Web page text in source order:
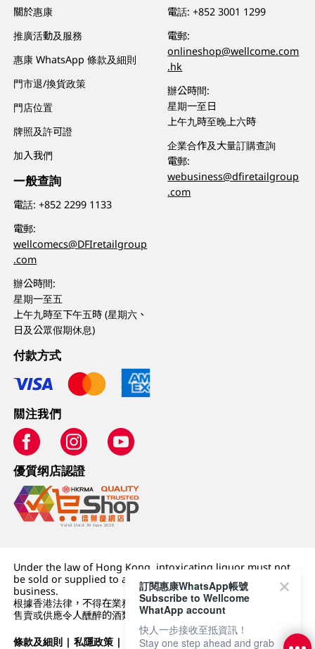
關於惠康
推廣活動及服務
惠康 WhatsApp 條款及細則
門市退/換貨政策
門店位置
牌照及許可證
加入我們
一般查詢
電話:+852 2299 1133
電郵:
wellcomecs@DFIretailgroup
.com
辦公時間:
星期一至五
上午九時至下午五時 (星期六、
日及公眾假期休息)
電話:+852 3001 1299
電郵:
onlineshop@wellcome.com
.hk
辦公時間:
星期一至日
上午九時至晚上六時
企業合作及大量訂購查詢
電郵:
webusiness@dfiretailgroup
.com
付款方式
關注我們
優質纲店認證
Under the law of Hong Kong, intoxicating liquor must not
be sold or supplied to a minor (under 18) in the course of
business.
根據香港法律，不得在業務過程中，向未成年人 (18 歲以下人士)
售賣或供應令人醺醉的酒類。
條款及細則 |私隱政策 | DFI零售集團
訂閱惠康WhatsApp帳號
Subscribe to Wellcome
WhatApp account
快人一步接收至抵資訊！
Stay one step ahead and grab